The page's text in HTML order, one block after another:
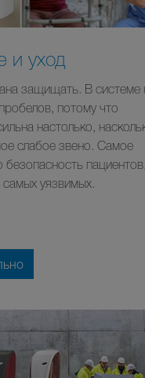
и уход
защищать. В системе
потому что
настолько,
слабое звено. Самое
пациентов,
уязвимых.